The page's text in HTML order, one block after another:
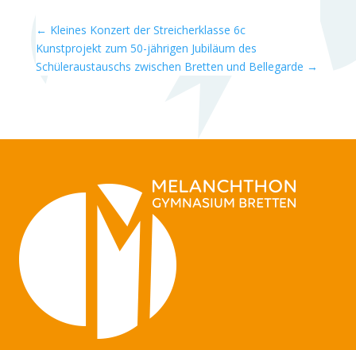
← Kleines Konzert der Streicherklasse 6c
Kunstprojekt zum 50-jährigen Jubiläum des
Schüleraustauschs zwischen Bretten und Bellegarde →